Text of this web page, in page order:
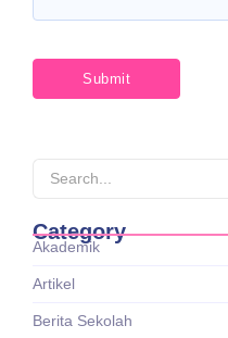
Category
Akademik
Artikel
Berita Sekolah